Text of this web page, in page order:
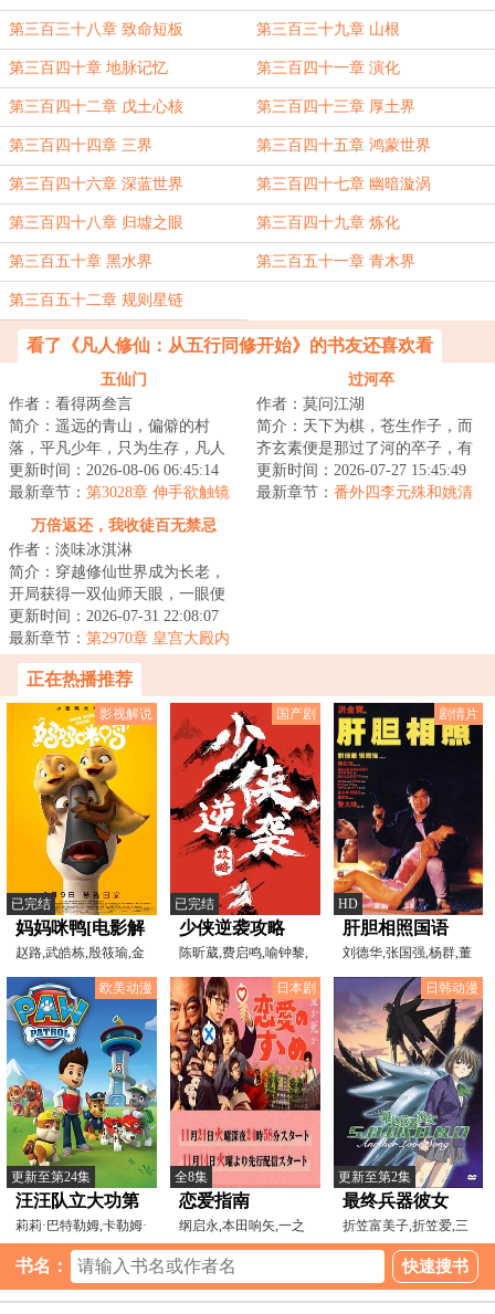
第三百三十八章 致命短板 第三百三十九章 山根
第三百四十章 地脉记忆 第三百四十一章 演化
第三百四十二章 戊土心核 第三百四十三章 厚土界
第三百四十四章 三界 第三百四十五章 鸿蒙世界
第三百四十六章 深蓝世界 第三百四十七章 幽暗漩涡
第三百四十八章 归墟之眼 第三百四十九章 炼化
第三百五十章 黑水界 第三百五十一章 青木界
第三百五十二章 规则星链
看了《凡人修仙：从五行同修开始》的书友还喜欢看
五仙门
作者：看得两叁言
简介：遥远的青山，偏僻的村
落，平凡少年，只为生存，凡人
生活却化作修仙之路，有谁是
真，有谁是假？有谁...
更新时间：2026-08-06 06:45:14
最新章节： 第3028章 伸手欲触镜
中影
过河卒
作者：莫问江湖
简介：天下为棋，苍生作子，而
齐玄素便是那过了河的卒子，有
进无退，一往无前。...
更新时间：2026-07-27 15:45:49
最新章节： 番外四李元殊和姚清
万倍返还，我收徒百无禁忌
作者：淡味冰淇淋
简介：穿越修仙世界成为长老，
开局获得一双仙师天眼，一眼便
可看穿无数弟子资质与缺陷；收
徒圣阶资质弟子...
更新时间：2026-07-31 22:08:07
最新章节： 第2970章 皇宫大殿内
的夜空
正在热播推荐
影视解说
已完结
妈妈咪鸭[电影解
说]
赵路,武皓栋,殷筱瑜,金
蝉妃,童自荣,吴磊,赵
国产剧
已完结
少侠逆袭攻略
陈昕葳,费启鸣,喻钟黎,
李果,张竞达,岳冬峰
剧情片
HD
肝胆相照国语
刘德华,张国强,杨群,董
骠,萧红梅
欧美动漫
更新至第24集
汪汪队立大功第
六季
莉莉·巴特勒姆,卡勒姆·
肖尼克,金斯利·马
日本剧
全8集
恋爱指南
纲启永,本田响矢,一之
濑亘,若林时英,ひょっ
日韩动漫
更新至第2集
最终兵器彼女
OVA
折笠富美子,折笠爱,三
木真一郎,伊井笃史,谷
书名：